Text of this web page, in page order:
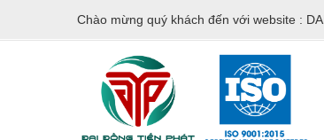
Chào mừng quý khách đến với website :